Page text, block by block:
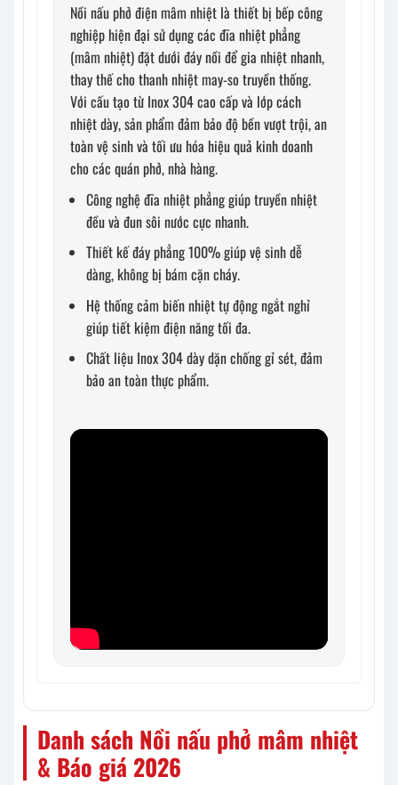
Nồi nấu phở điện mâm nhiệt là thiết bị bếp công
nghiệp hiện đại sử dụng các đĩa nhiệt phẳng
(mâm nhiệt) đặt dưới đáy nồi để gia nhiệt nhanh,
thay thế cho thanh nhiệt may-so truyền thống.
Với cấu tạo từ Inox 304 cao cấp và lớp cách
nhiệt dày, sản phẩm đảm bảo độ bền vượt trội, an
toàn vệ sinh và tối ưu hóa hiệu quả kinh doanh
cho các quán phở, nhà hàng.
Công nghệ đĩa nhiệt phẳng giúp truyền nhiệt
đều và đun sôi nước cực nhanh.
Thiết kế đáy phẳng 100% giúp vệ sinh dễ
dàng, không bị bám cặn cháy.
Hệ thống cảm biến nhiệt tự động ngắt nghỉ
giúp tiết kiệm điện năng tối đa.
Chất liệu Inox 304 dày dặn chống gỉ sét, đảm
bảo an toàn thực phẩm.
Danh sách Nồi nấu phở mâm nhiệt
& Báo giá 2026